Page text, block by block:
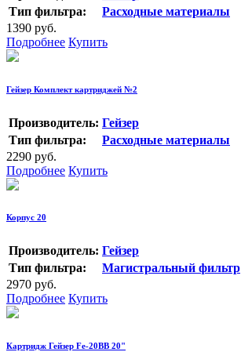
Тип фильтра:
Расходные материалы
1390 руб.
Подробнее Купить
Гейзер Комплект картриджей №2
Производитель: Гейзер
Тип фильтра:
Расходные материалы
2290 руб.
Подробнее Купить
Корпус 20
Производитель: Гейзер
Тип фильтра:
Магистральный фильтр
2970 руб.
Подробнее Купить
Картридж Гейзер Fe-20BB 20"